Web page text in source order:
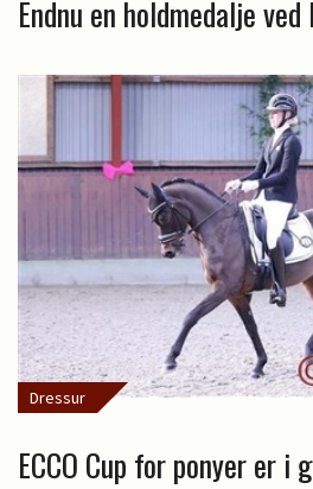
Endnu en holdmedalje
Dressur
ECCO Cup for ponyer er i